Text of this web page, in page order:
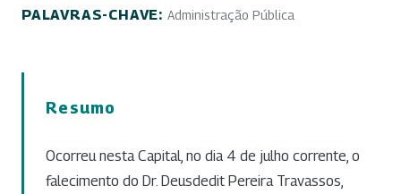
PALAVRAS-CHAVE: Administração Pública
Resumo
Ocorreu nesta Capital, no dia 4 de julho corrente, o
falecimento do Dr. Deusdedit Pereira Travassos,